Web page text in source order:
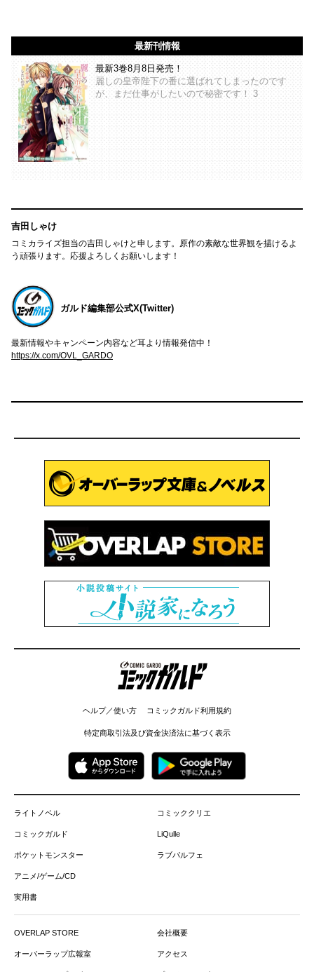
最新刊情報
最新3巻8月8日発売！
麗しの皇帝陛下の番に選ばれてしまったのです
が、まだ仕事がしたいので秘密です！ 3
吉田しゃけ
コミカライズ担当の吉田しゃけと申します。原作の素敵な世界観を描けるよ
う頑張ります。応援よろしくお願いします！
ガルド編集部公式X(Twitter)
最新情報やキャンペーン内容など耳より情報発信中！
https://x.com/OVL_GARDO
コミックガルド
ヘルプ／使い方 コミックガルド利用規約
特定商取引法及び資金決済法に基づく表示
ライトノベル
コミックガルド
ポケットモンスター
アニメ/ゲーム/CD
実用書
コミッククリエ
LiQulle
ラブパルフェ
OVERLAP STORE
オーバーラップ広報室
会社概要
アクセス